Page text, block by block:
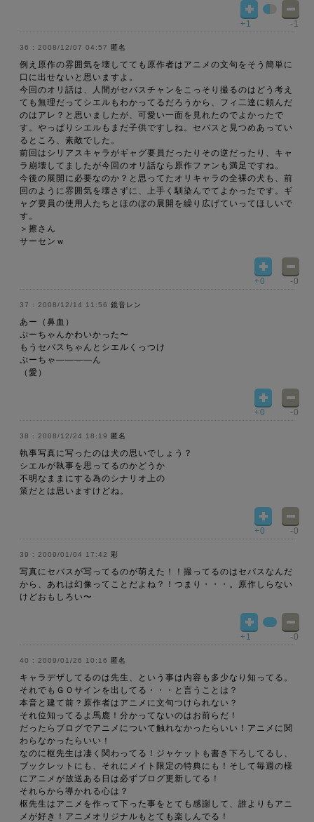
+1 -1
2008/12/07 04:57 匿名
例え原作の雰囲気を壊してても原作者はアニメの文句をそう簡単に
口に出せないと思いますよ。
今回のオリ話は、人間がセバスチャンをこっそり撮るのはどう考え
ても無理だってシエルもわかってるだろうから、フィ二達に頼んだ
のはアレ？と思いましたが、可愛い一面を見れたのでよかったで
す。やっぱりシエルもまだ子供ですしね。セバスと見つめあってい
るところ、素敵でした。
前回はシリアスキャラがギャグ要員だったりその逆だったり、キャ
ラ崩壊してましたが今回のオリ話なら原作ファンも満足ですね。
今後の展開に必要なのか？と思ってたオリキャラの全裸の犬も、前
回のように雰囲気を壊さずに、上手く馴染んでてよかったです。ギ
ャグ要員の使用人たちとほのぼの展開を繰り広げていってほしいで
す。
＞擦さん
サーセンｗ
+0 -0
2008/12/14 11:56 鏡音レン
あー（鼻血）
ぷーちゃんかわいかった〜
もうセバスちゃんとシエルくっつけ
ぷーちゃ――――ん
（愛）
+0 -0
2008/12/24 18:19 匿名
執事写真に写ったのは犬の思いでしょう？
シエルが執事を思ってるのかどうか
不明なままにする為のシナリオ上の
策だとは思いますけどね。
+0 -0
2009/01/04 17:42 彩
写真にセバスが写ってるのが萌えた！！撮ってるのはセバスなんだ
から、あれは幻像ってことだよね？！つまり・・・。原作しらない
けどおもしろい〜
+1 -0
2009/01/26 10:16 匿名
キャラデザしてるのは先生、という事は内容も多少なり知ってる。
それでもＧＯサインを出してる・・・と言うことは？
本音と建て前？原作者はアニメに文句つけられない？
それ位知ってるよ馬鹿！分かってないのはお前らだ！
だったらブログでアニメについて触れなかったらいい！アニメに関
わらなかったらいい！
なのに枢先生は凄く関わってる！ジャケットも書き下ろしてるし、
ブックレットにも、それにメイト限定の特典にも！そして毎週の様
にアニメが放送ある日は必ずブログ更新してる！
それらから導かれる心は？
枢先生はアニメを作って下った事をとても感謝して、誰よりもアニ
メが好き！アニメオリジナルもとても楽しんでる！